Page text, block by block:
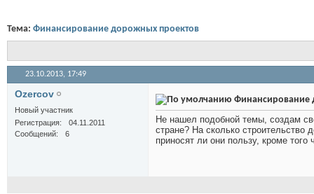
Тема: Финансирование дорожных проектов
23.10.2013, 17:49
Ozercov
Новый участник
Регистрация
04.11.2011
Сообщений
6
Финансирование
Не нашел подобной темы, создам
стране? На сколько строительство
приносят ли они пользу, кроме того